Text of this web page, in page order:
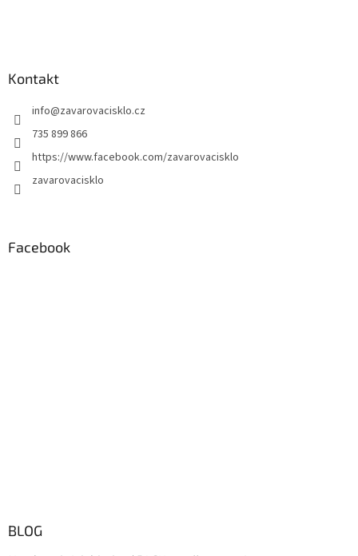
Kontakt
info@zavarovacisklo.cz
735 899 866
https://www.facebook.com/zavarovacisklo
zavarovacisklo
Facebook
BLOG